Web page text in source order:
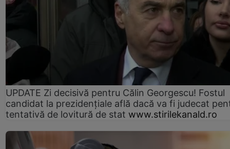
UPDATE Zi decisivă pentru Călin Georgescu! Fostul
candidat la prezidențiale află dacă va fi judecat
tentativă de lovitură de stat www.stirilekanald.ro